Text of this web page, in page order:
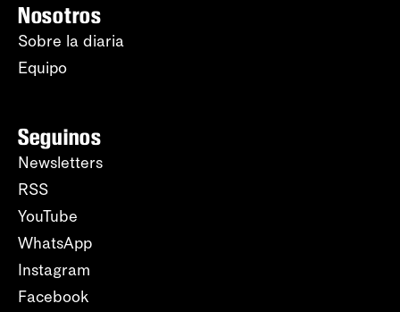
Nosotros
Sobre la diaria
Equipo
Seguinos
Newsletters
RSS
YouTube
WhatsApp
Instagram
Facebook